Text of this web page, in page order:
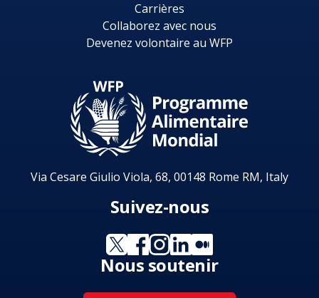
Carrières
Collaborez avec nous
Devenez volontaire au WFP
Via Cesare Giulio Viola, 68, 00148 Rome RM, Italy
Suivez-nous
Nous soutenir